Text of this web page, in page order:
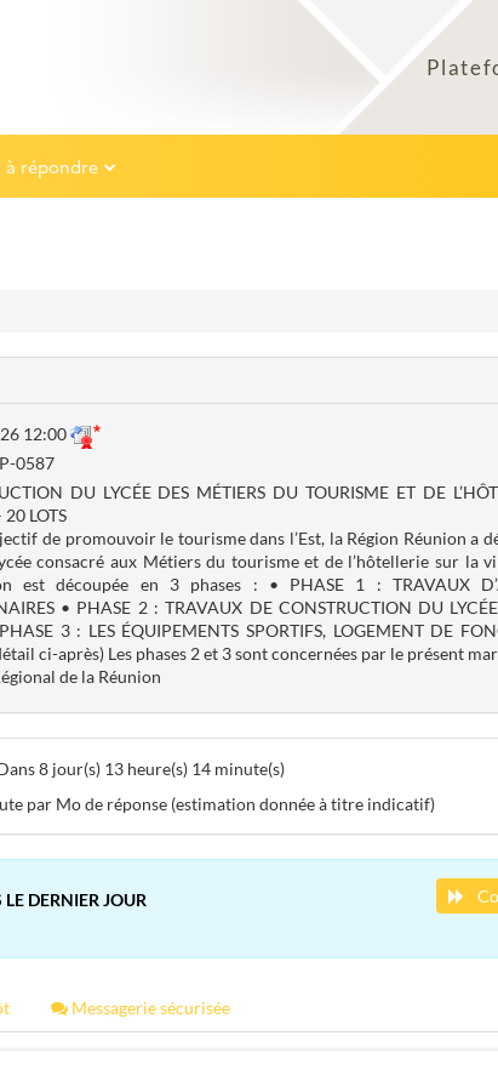
à répondre
12:00
0587
DU LYCÉE DES MÉTIERS DU TOURISME ET DE
LOTS
de promouvoir le tourisme dans l’Est, la Région Réunion a
consacré aux Métiers du tourisme et de l’hôtellerie sur la
est découpée en 3 phases : • PHASE 1 : TRAVAUX
• PHASE 2 : TRAVAUX DE CONSTRUCTION DU
3 : LES ÉQUIPEMENTS SPORTIFS, LOGEMENT DE
ci-après) Les phases 2 et 3 sont concernées par le présent
de la Réunion
8 jour(s) 13 heure(s) 14 minute(s)
par Mo de réponse (estimation donnée à titre indicatif)
DERNIER JOUR
Messagerie sécurisée